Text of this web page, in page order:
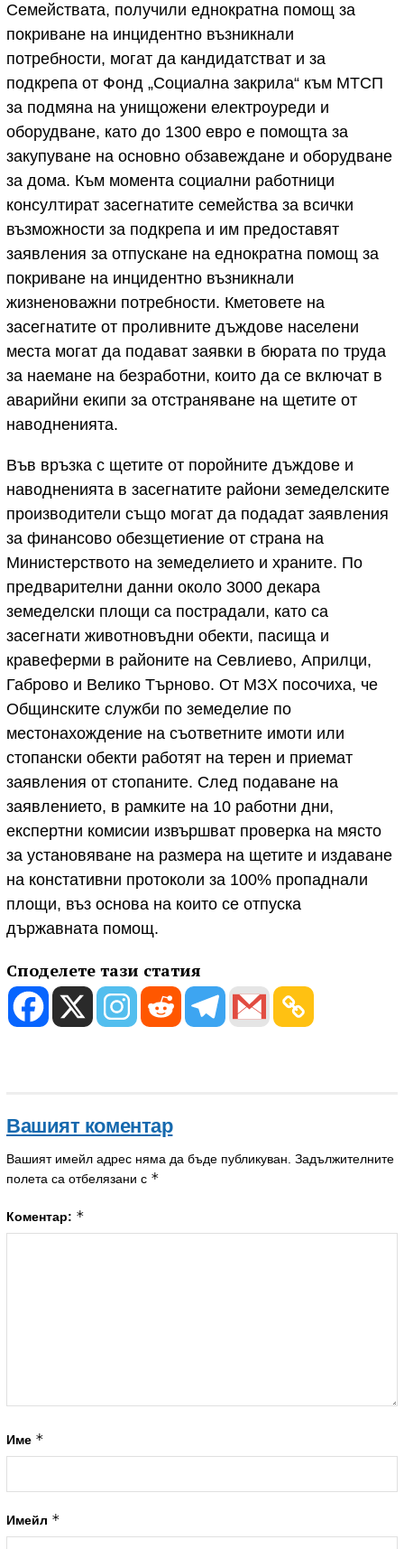
Семействата, получили еднократна помощ за
покриване на инцидентно възникнали
потребности, могат да кандидатстват и за
подкрепа от Фонд „Социална закрила“ към МТСП
за подмяна на унищожени електроуреди и
оборудване, като до 1300 евро е помощта за
закупуване на основно обзавеждане и оборудване
за дома. Към момента социални работници
консултират засегнатите семейства за всички
възможности за подкрепа и им предоставят
заявления за отпускане на еднократна помощ за
покриване на инцидентно възникнали
жизненоважни потребности. Кметовете на
засегнатите от проливните дъждове населени
места могат да подават заявки в бюрата по труда
за наемане на безработни, които да се включат в
аварийни екипи за отстраняване на щетите от
наводненията.
Във връзка с щетите от поройните дъждове и
наводненията в засегнатите райони земеделските
производители също могат да подадат заявления
за финансово обезщетиение от страна на
Министерството на земеделието и храните. По
предварителни данни около 3000 декара
земеделски площи са пострадали, като са
засегнати животновъдни обекти, пасища и
кравеферми в районите на Севлиево, Априлци,
Габрово и Велико Търново. От МЗХ посочиха, че
Общинските служби по земеделие по
местонахождение на съответните имоти или
стопански обекти работят на терен и приемат
заявления от стопаните. След подаване на
заявлението, в рамките на 10 работни дни,
експертни комисии извършват проверка на място
за установяване на размера на щетите и издаване
на констативни протоколи за 100% пропаднали
площи, въз основа на които се отпуска
държавната помощ.
Споделете тази статия
Вашият коментар
Вашият имейл адрес няма да бъде публикуван. Задължителните
полета са отбелязани с *
Коментар: *
Име *
Имейл *